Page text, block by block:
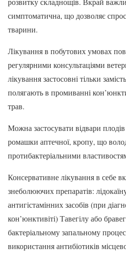
симптоматична, що дозволяє
тварини.
Лікування в побутових умовах
регулярними консультаціями
лікування застосовні тільки
полягають в промиванні
трав.
Можна застосувати відвари
ромашки аптечної, кропу, що
протибактеріальними
Консервативне лікування в себе
знеболюючих препаратів:
антигістамінних засобів (при
кон’юнктивіті) Тавегілу або
бактеріальному запальному
використання антибіотиків